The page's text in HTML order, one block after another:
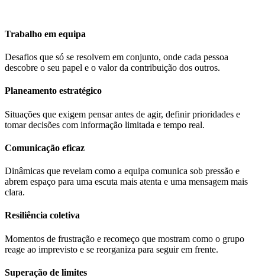
Trabalho em equipa
Desafios que só se resolvem em conjunto, onde cada pessoa
descobre o seu papel e o valor da contribuição dos outros.
Planeamento estratégico
Situações que exigem pensar antes de agir, definir prioridades e
tomar decisões com informação limitada e tempo real.
Comunicação eficaz
Dinâmicas que revelam como a equipa comunica sob pressão e
abrem espaço para uma escuta mais atenta e uma mensagem mais
clara.
Resiliência coletiva
Momentos de frustração e recomeço que mostram como o grupo
reage ao imprevisto e se reorganiza para seguir em frente.
Superação de limites